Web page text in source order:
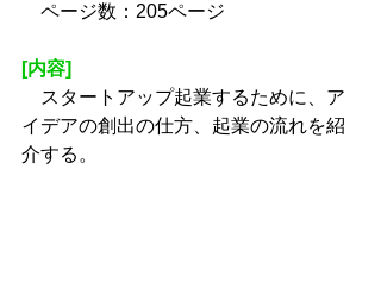
ページ数：205ページ
[内容]
スタートアップ起業するために、ア
イデアの創出の仕方、起業の流れを紹
介する。